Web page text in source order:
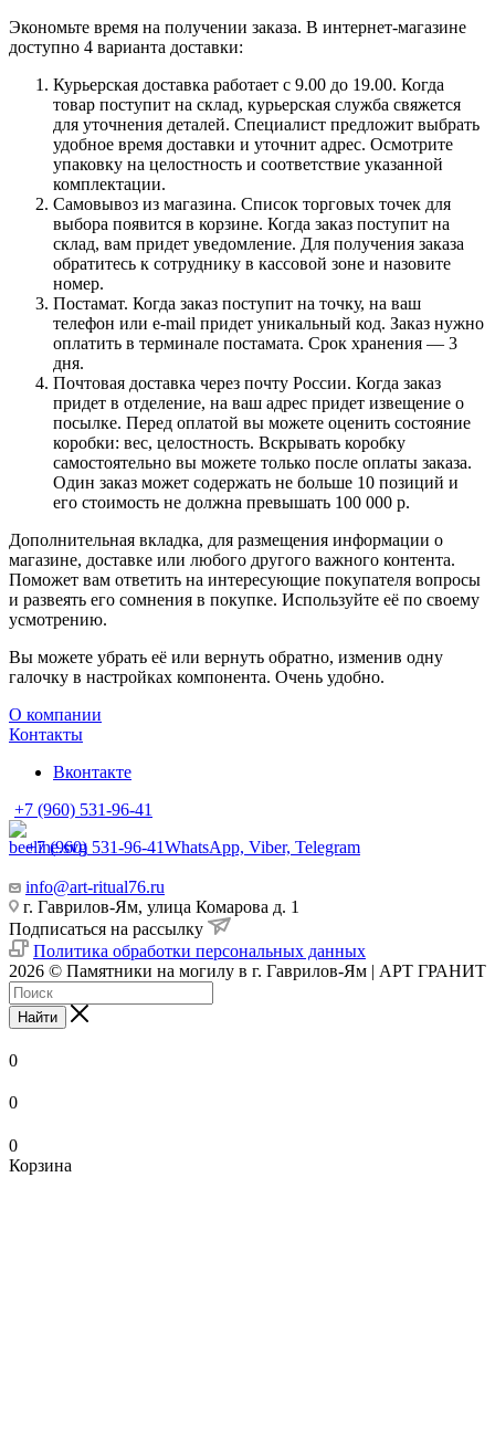
Экономьте время на получении заказа. В интернет-магазине
доступно 4 варианта доставки:
Курьерская доставка работает с 9.00 до 19.00. Когда
товар поступит на склад, курьерская служба свяжется
для уточнения деталей. Специалист предложит выбрать
удобное время доставки и уточнит адрес. Осмотрите
упаковку на целостность и соответствие указанной
комплектации.
Самовывоз из магазина. Список торговых точек для
выбора появится в корзине. Когда заказ поступит на
склад, вам придет уведомление. Для получения заказа
обратитесь к сотруднику в кассовой зоне и назовите
номер.
Постамат. Когда заказ поступит на точку, на ваш
телефон или e-mail придет уникальный код. Заказ нужно
оплатить в терминале постамата. Срок хранения — 3
дня.
Почтовая доставка через почту России. Когда заказ
придет в отделение, на ваш адрес придет извещение о
посылке. Перед оплатой вы можете оценить состояние
коробки: вес, целостность. Вскрывать коробку
самостоятельно вы можете только после оплаты заказа.
Один заказ может содержать не больше 10 позиций и
его стоимость не должна превышать 100 000 р.
Дополнительная вкладка, для размещения информации о
магазине, доставке или любого другого важного контента.
Поможет вам ответить на интересующие покупателя вопросы
и развеять его сомнения в покупке. Используйте её по своему
усмотрению.
Вы можете убрать её или вернуть обратно, изменив одну
галочку в настройках компонента. Очень удобно.
О компании
Контакты
Вконтакте
+7 (960) 531-96-41
+7 (960) 531-96-41WhatsApp, Viber, Telegram
info@art-ritual76.ru
г. Гаврилов-Ям, улица Комарова д. 1
Подписаться на рассылку
Политика обработки персональных данных
2026 © Памятники на могилу в г. Гаврилов-Ям | АРТ ГРАНИТ
Найти
0
0
0
Корзина